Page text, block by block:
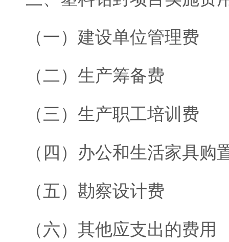
（一）建设单位管理费
（二）生产筹备费
（三）生产职工培训费
（四）办公和生活家具购
（五）勘察设计费
（六）其他应支出的费用